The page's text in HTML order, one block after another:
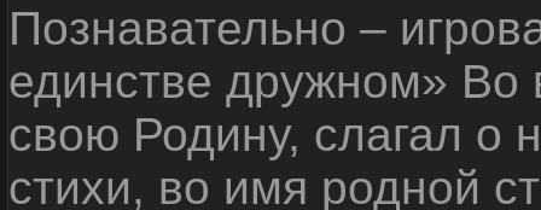
Познавательно –
единстве дружном»
свою Родину, слагал о
стихи, во имя родной